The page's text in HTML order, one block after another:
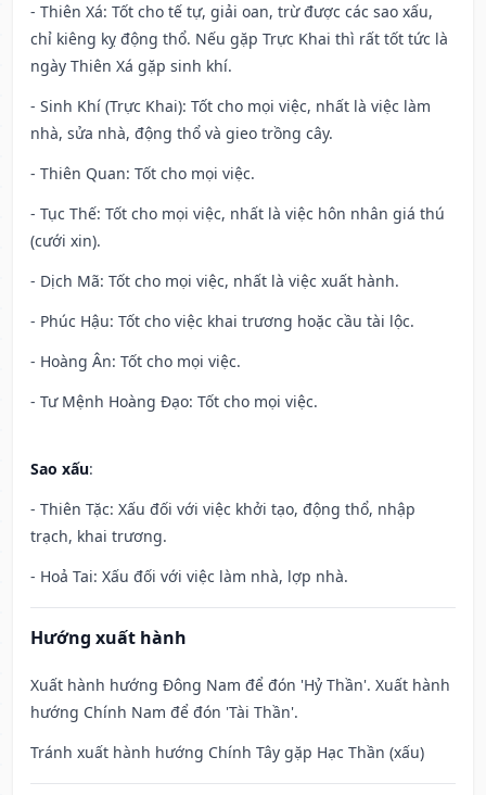
- Thiên Xá: Tốt cho tế tự, giải oan, trừ được các sao xấu,
chỉ kiêng kỵ động thổ. Nếu gặp Trực Khai thì rất tốt tức là
ngày Thiên Xá gặp sinh khí.
- Sinh Khí (Trực Khai): Tốt cho mọi việc, nhất là việc làm
nhà, sửa nhà, động thổ và gieo trồng cây.
- Thiên Quan: Tốt cho mọi việc.
- Tục Thế: Tốt cho mọi việc, nhất là việc hôn nhân giá thú
(cưới xin).
- Dịch Mã: Tốt cho mọi việc, nhất là việc xuất hành.
- Phúc Hậu: Tốt cho việc khai trương hoặc cầu tài lộc.
- Hoàng Ân: Tốt cho mọi việc.
- Tư Mệnh Hoàng Đạo: Tốt cho mọi việc.
Sao xấu:
- Thiên Tặc: Xấu đối với việc khởi tạo, động thổ, nhập
trạch, khai trương.
- Hoả Tai: Xấu đối với việc làm nhà, lợp nhà.
Hướng xuất hành
Xuất hành hướng Đông Nam để đón 'Hỷ Thần'. Xuất hành
hướng Chính Nam để đón 'Tài Thần'.
Tránh xuất hành hướng Chính Tây gặp Hạc Thần (xấu)